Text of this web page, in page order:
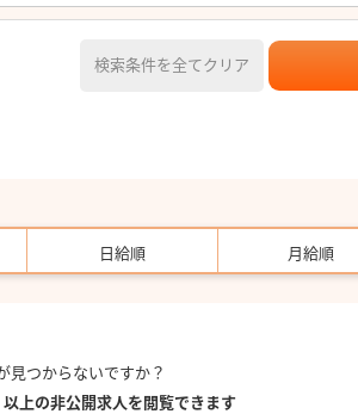
検索条件を全てクリア
日給順 月給順
見つからないですか？
以上の非公開求人を閲覧できます